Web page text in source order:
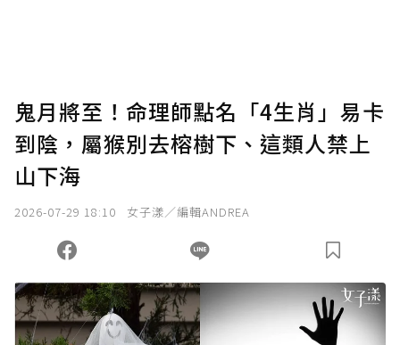
確認送出
您當前剩餘 U 利點數：0點；前往 購買點數
鬼月將至！命理師點名「4生肖」易卡
到陰，屬猴別去榕樹下、這類人禁上
山下海
2026-07-29 18:10 女子漾／編輯ANDREA